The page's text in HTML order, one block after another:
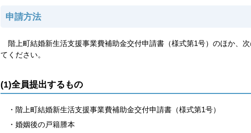
申請方法
階上町結婚新生活支援事業費補助金交付申請書（様式第1号）のほか、
てください。
(1)全員提出するもの
・階上町結婚新生活支援事業費補助金交付申請書（様式第1号）
・婚姻後の戸籍謄本